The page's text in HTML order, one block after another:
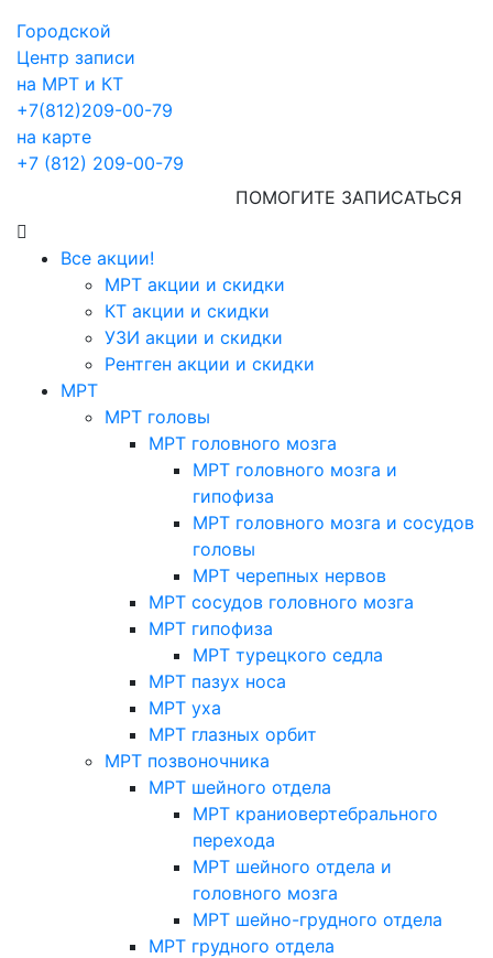
Городской
Центр записи
на МРТ и КТ
+7(812)209-00-79
на карте
+7 (812) 209-00-79
ПОМОГИТЕ ЗАПИСАТЬСЯ
Все акции!
МРТ акции и скидки
КТ акции и скидки
УЗИ акции и скидки
Рентген акции и скидки
МРТ
МРТ головы
МРТ головного мозга
МРТ головного мозга и
гипофиза
МРТ головного мозга и сосудов
головы
МРТ черепных нервов
МРТ сосудов головного мозга
МРТ гипофиза
МРТ турецкого седла
МРТ пазух носа
МРТ уха
МРТ глазных орбит
МРТ позвоночника
МРТ шейного отдела
МРТ краниовертебрального
перехода
МРТ шейного отдела и
головного мозга
МРТ шейно-грудного отдела
МРТ грудного отдела